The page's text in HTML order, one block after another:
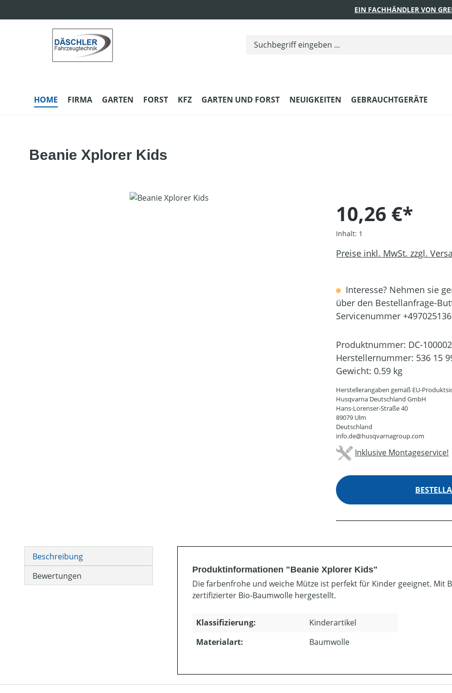
EIN FACHHÄNDLER VON
HOME FIRMA GARTEN FORST KFZ GARTEN UND FORST NEUIGKEITEN GEBRAUCHTGERÄTE
Beanie Xplorer Kids
10,26 €*
Inhalt: 1
Preise inkl. MwSt. zzgl.
Interesse? Nehmen sie
über den Bestellanfrage-
Servicenummer
Produktnummer: DC-
Herstellernummer: 536 15
Gewicht: 0.59 kg
Herstellerangaben gemäß EU-
Husqvarna Deutschland GmbH
Hans-Lorenser-Straße 40
89079 Ulm
Deutschland
info.de@husqvarnagroup.com
Inklusive Montageservice!
Beschreibung
Bewertungen
Produktinformationen "Beanie Xplorer Kids"
Die farbenfrohe und weiche Mütze ist perfekt für Kinder geeignet. Mit
zertifizierter Bio-Baumwolle hergestellt.
Klassifizierung:
Kinderartikel
Materialart:
Baumwolle